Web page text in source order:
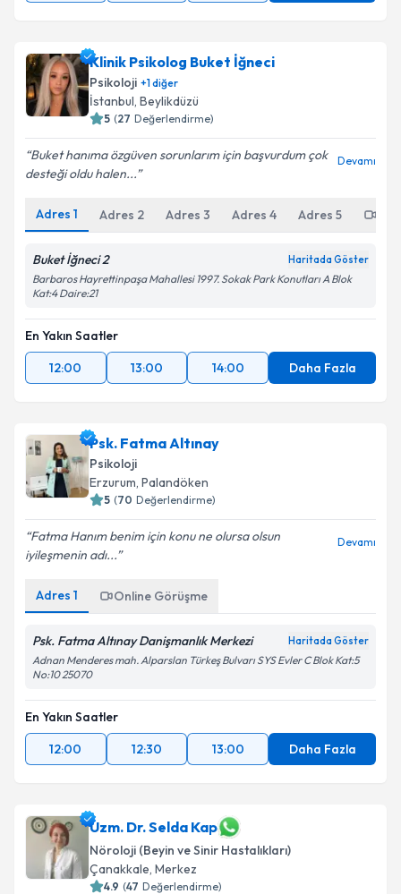
Klinik Psikolog Buket İğneci
Psikoloji +1diğer
İstanbul, Beylikdüzü
5 (27 Değerlendirme)
Buket hanıma özgüven sorunlarım için başvurdum çok
desteği oldu halen...
Devamı
Adres 1 Adres 2 Adres 3 Adres 4 Adres 5
Buket İğneci 2 Haritada Göster
Barbaros Hayrettinpaşa Mahallesi 1997. Sokak Park Konutları A Blok
Kat:4 Daire:21
En Yakın Saatler
12:00
13:00 14:00 Daha Fazla
Psk. Fatma Altınay
Psikoloji
Erzurum, Palandöken
5 (70 Değerlendirme)
Fatma Hanım benim için konu ne olursa olsun
iyileşmenin adı...
Devamı
Adres 1 Online Görüşme
Psk. Fatma Altınay Danişmanlık Merkezi Haritada Göster
Adnan Menderes mah. Alparslan Türkeş Bulvarı SYS Evler C Blok Kat:5
No:10 25070
En Yakın Saatler
12:00
12:30 13:00 Daha Fazla
Uzm. Dr. Selda Kap
Nöroloji (Beyin ve Sinir Hastalıkları)
Çanakkale, Merkez
4.9 (47 Değerlendirme)